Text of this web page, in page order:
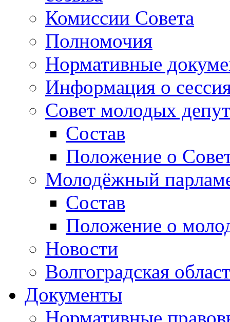
Комиссии Совета
Полномочия
Нормативные
Информация о
Совет молодых
Состав
Положение о
Молодёжный
Состав
Положение о
Новости
Волгоградская
Документы